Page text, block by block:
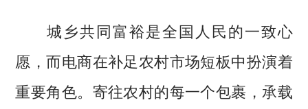
城乡共同富裕是全国人民的一致心
愿，而电商在补足农村市场短板中扮演着
重要角色。寄往农村的每一个包裹，承载